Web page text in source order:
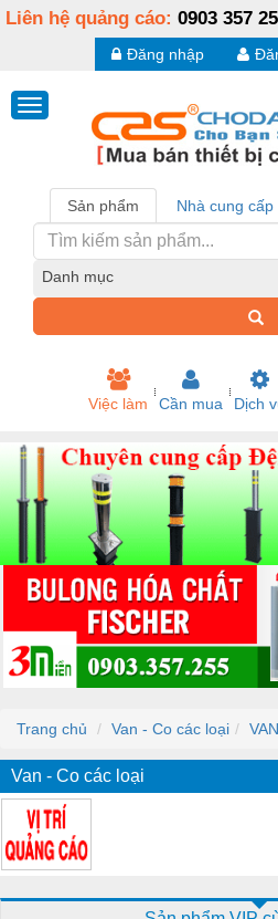
Liên hệ quảng cáo: 0903 357
Đăng nhập
Sản phẩm Nhà cung cấp
Danh mục
Việc làm Cần mua Dịch
Trang chủ Van - Co các loại
Van - Co các loại